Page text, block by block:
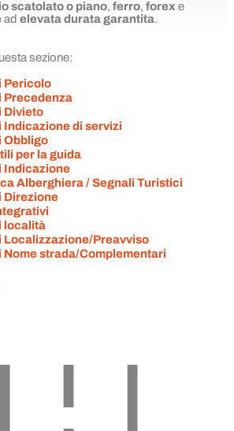
scatolatoo piano, ferro, forex e
ad elevatadurata garantita.
sezione:
Pericolo
Precedenza
Divieto
Indicazione di servizi
Obbligo
per la guida
Indicazione
Alberghiera / Segnali Turistici
Direzione
località
Localizzazione/Preavviso
Nome strada/Complementari